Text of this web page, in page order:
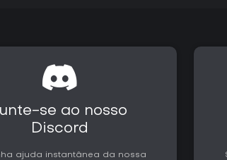
se ao nosso
Discord
ajuda instantânea da nossa